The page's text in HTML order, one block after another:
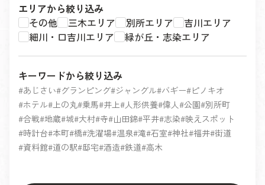
エリアから絞り込み
その他
三木エリア 別所エリア
吉川エリア
細川・口吉川エリア
緑が丘・志染エリア
キーワードから絞り込み
あじさい グランピング ジャングル バギー ピノキオ
ホテル
上の丸 乗馬 井上 人形供養 偉人 公園 別所町
合戦 地蔵 城 大村 寺 山田錦 平井 志染 映えスポット
時計台 本町 橋 洗濯場 温泉 滝 石室 神社 福井 街道
資料館 道の駅 邸宅 酒造 鉄道 高木